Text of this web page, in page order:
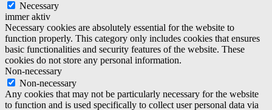
Necessary
immer aktiv
Necessary cookies are absolutely essential for the website to
function properly. This category only includes cookies that ensures
basic functionalities and security features of the website. These
cookies do not store any personal information.
Non-necessary
Non-necessary
Any cookies that may not be particularly necessary for the website
to function and is used specifically to collect user personal data via